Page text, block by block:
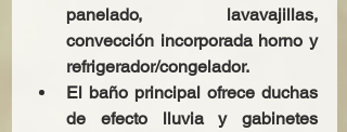
panelado, lavavajillas,
convección incorporada horno y
refrigerador/congelador.
El baño principal ofrece duchas
de efecto lluvia y gabinetes